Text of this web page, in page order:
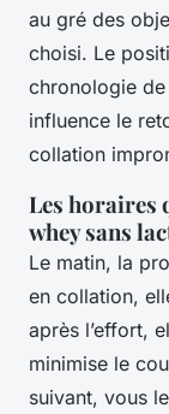
au gré des
choisi. Le
chronologie
influence le
collation
Les horaires
whey sans
Le matin, la
en collation,
après l’effort,
minimise le
suivant, vous